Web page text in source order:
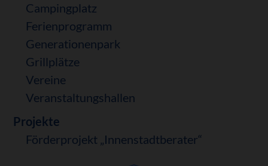
Campingplatz
Ferienprogramm
Generationenpark
Grillplätze
Vereine
Veranstaltungshallen
Projekte
Förderprojekt „Innenstadtberater“